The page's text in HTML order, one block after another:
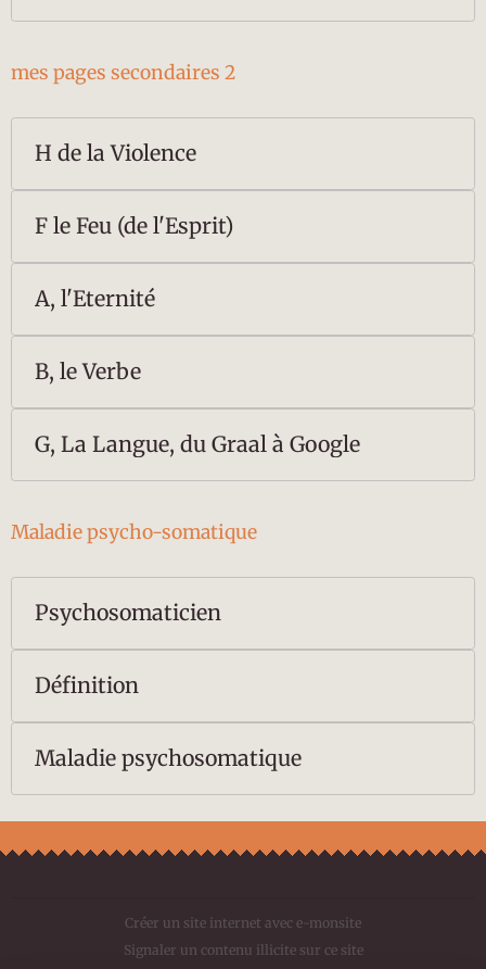
mes pages secondaires 2
H de la Violence
F le Feu (de l'Esprit)
A, l'Eternité
B, le Verbe
G, La Langue, du Graal à Google
Maladie psycho-somatique
Psychosomaticien
Définition
Maladie psychosomatique
Créer un site internet avec e-monsite
Signaler un contenu illicite sur ce site